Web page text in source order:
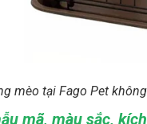
mèo tại Fago Pet
mã, màu sắc,